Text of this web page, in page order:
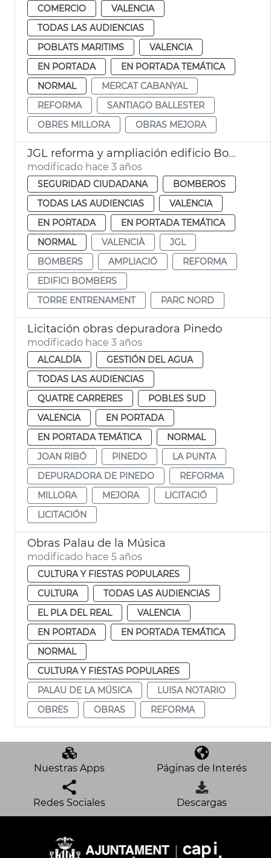
COMERCIO
VALENCIA
TODAS LAS AUDIENCIAS
POBLATS MARITIMS
VALENCIA
EN PORTADA
EN PORTADA TEMÁTICA
NORMAL
MERCAT CABANYAL
REFORMA
SANTIAGO BALLESTER
OBRES MILLORA
OBRAS MEJORA
JGL reforma y ampliación edificio Bomberos
modificado hace 3 años
SEGURIDAD CIUDADANA
BOMBEROS
TODAS LAS AUDIENCIAS
VALENCIA
EN PORTADA
EN PORTADA TEMÁTICA
NORMAL
VALENCIÀ
JGL
BOMBERS
AMPLIACIÓ
REFORMA
EDIFICI BOMBERS
TORRE ENTRENAMENT
PARC NORD
Licitación obras depuradora Pinedo
modificado hace 3 años
ALCALDÍA
GESTIÓN DEL AGUA
TODAS LAS AUDIENCIAS
QUATRE CARRERES
POBLES SUD
VALENCIA
EN PORTADA
EN PORTADA TEMÁTICA
NORMAL
JOAN RIBÓ
PINEDO
LA PUNTA
DEPURADORA DE PINEDO
REFORMA
MILLORA
MEJORA
LICITACIÓ
LICITACIÓN
Obras Palau de la Música
modificado hace 5 años
CULTURA Y FIESTAS POPULARES
CULTURA
TODAS LAS AUDIENCIAS
EL PLA DEL REAL
VALENCIA
EN PORTADA
EN PORTADA TEMÁTICA
NORMAL
CULTURA Y FIESTAS POPULARES
PALAU DE LA MÚSICA
LUISA NOTARIO
OBRES
OBRAS REFORMA
Nuestras Apps Páginas de Interés
Redes Sociales Descargas